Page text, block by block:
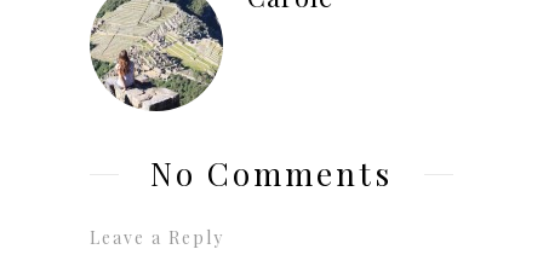
No Comments
Leave a Reply